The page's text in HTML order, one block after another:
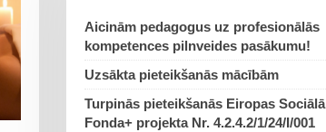
Aicinām pedagogus uz profesionālās
kompetences pilnveides pasākumu!
Uzsākta pieteikšanās mācībām
Turpinās pieteikšanās Eiropas Sociālā
Fonda+ projekta Nr. 4.2.4.2/1/24/I/001